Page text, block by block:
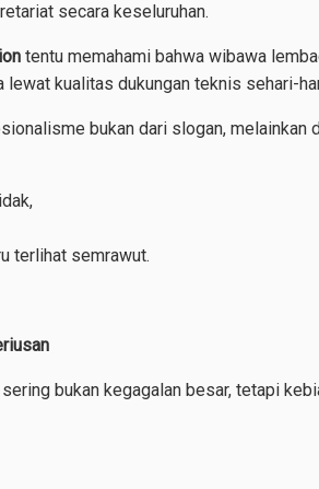
secara keseluruhan.
tentu memahami bahwa wibawa
lewat kualitas dukungan teknis sehari-
bukan dari slogan, melainkan
terlihat semrawut.
bukan kegagalan besar, tetapi